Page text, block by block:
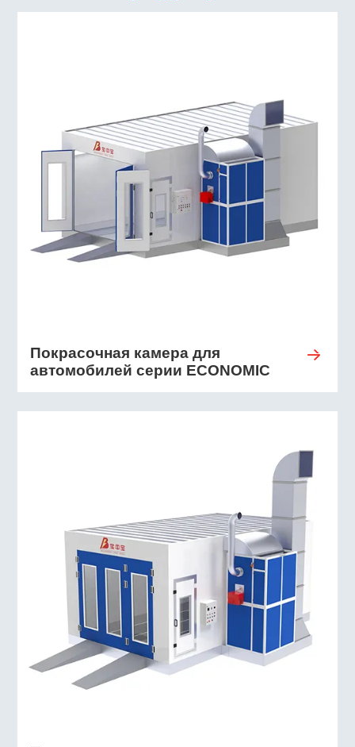
Покрасочная камера для
автомобилей серии ECONOMIC